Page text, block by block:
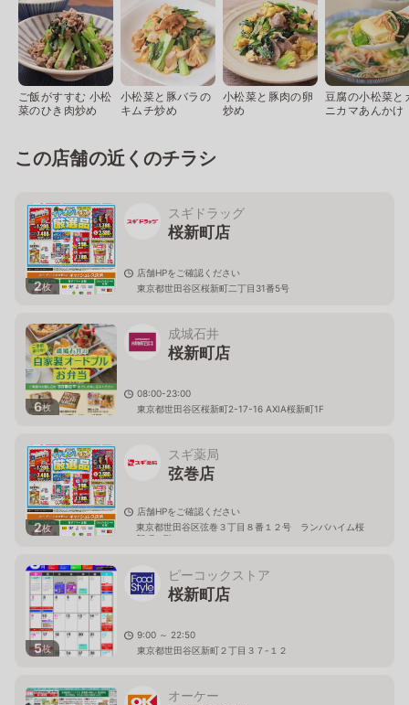
ご飯がすすむ 小松
菜のひき肉炒め
小松菜と豚バラの
キムチ炒め
小松菜と豚肉の卵
炒め
豆腐の小松菜と
ニカマあんかけ
この店舗の近くのチラシ
2枚
スギドラッグ
桜新町店
店舗HPをご確認ください
東京都世田谷区桜新町二丁目31番5号
6枚
成城石井
桜新町店
08:00-23:00
東京都世田谷区桜新町2-17-16 AXIA桜新町1F
2枚
スギ薬局
弦巻店
店舗HPをご確認ください
東京都世田谷区弦巻３丁目８番１２号 ランバハイム桜
新町１階
5枚
ピーコックストア
桜新町店
9:00 ～ 22:50
東京都世田谷区新町２丁目３７-１２
オーケー